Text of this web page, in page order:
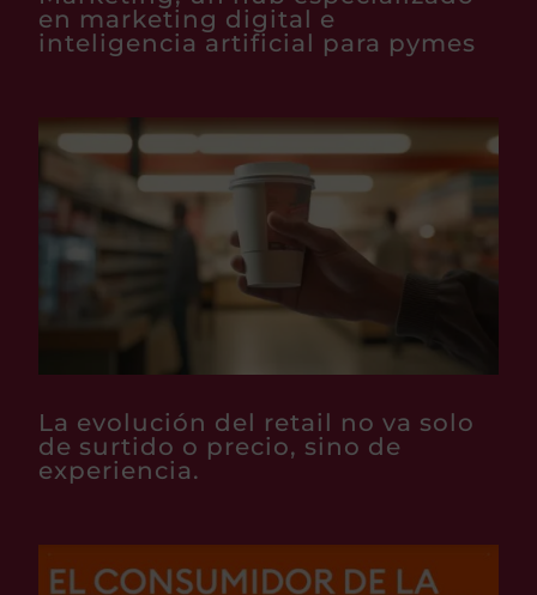
en marketing digital e
inteligencia artificial para pymes
La evolución del retail no va solo
de surtido o precio, sino de
experiencia.